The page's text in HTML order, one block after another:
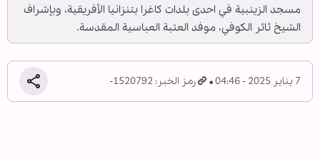
مسجد الزينبية في احدى بلدات کاغرا بتنزانيا الأفريقية، وبإشراف
الشيخ ثائر الكوفي، موفد العتبة العباسية المقدسة.
7 يناير 2025 - 04:46 رمز الخبر: 1520792-